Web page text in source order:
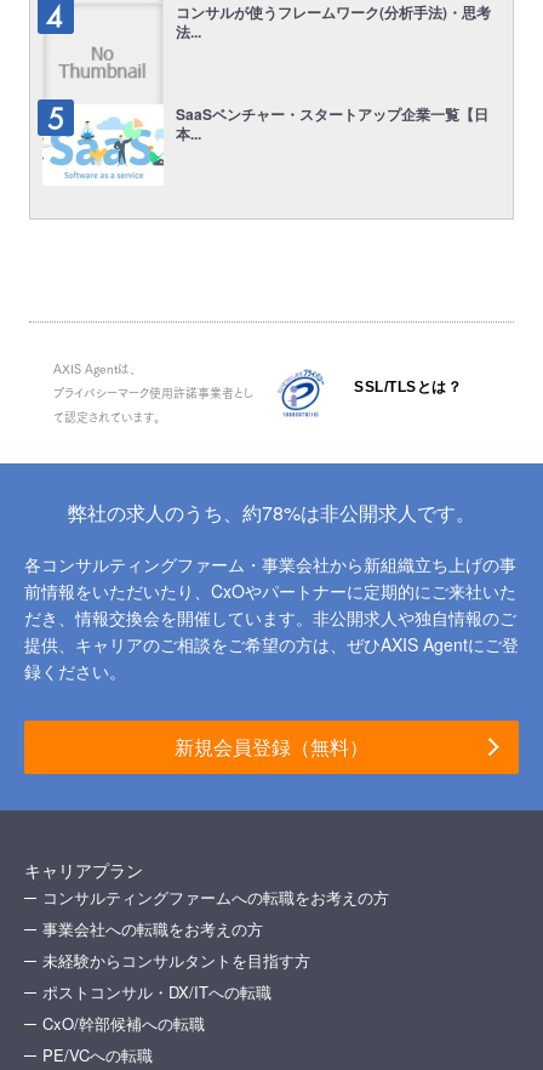
コンサルが使うフレームワーク(分析手法)・思考
法...
SaaSベンチャー・スタートアップ企業一覧【日
本...
AXIS Agentは、
プライバシーマーク使用許諾事業者とし
て認定されています。
SSL/TLSとは？
弊社の求人のうち、約78%は非公開求人です。
各コンサルティングファーム・事業会社から新組織立ち上げの事
前情報をいただいたり、 CxOやパートナーに定期的にご来社いた
だき、情報交換会を開催しています。 非公開求人や独自情報のご
提供、キャリアのご相談をご希望の方は、ぜひAXIS Agentにご登
録ください。
新規会員登録（無料）
キャリアプラン
コンサルティングファームへの転職をお考えの方
事業会社への転職をお考えの方
未経験からコンサルタントを目指す方
ポストコンサル・DX/ITへの転職
CxO/幹部候補への転職
PE/VCへの転職